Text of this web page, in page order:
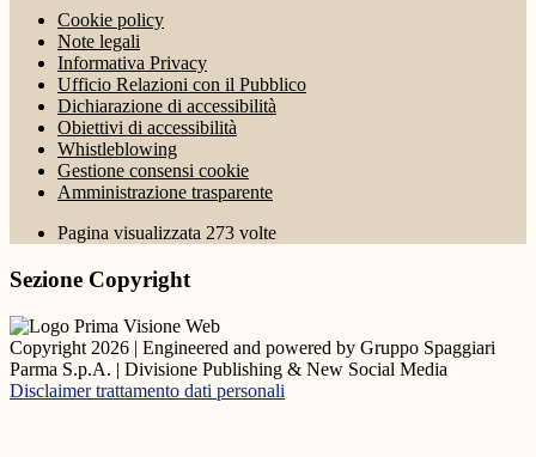
Cookie policy
Note legali
Informativa Privacy
Ufficio Relazioni con il Pubblico
Dichiarazione di accessibilità
Obiettivi di accessibilità
Whistleblowing
Gestione consensi cookie
Amministrazione trasparente
Pagina visualizzata 273 volte
Sezione Copyright
Copyright 2026 | Engineered and powered by Gruppo Spaggiari
Parma S.p.A. | Divisione Publishing & New Social Media
Disclaimer trattamento dati personali